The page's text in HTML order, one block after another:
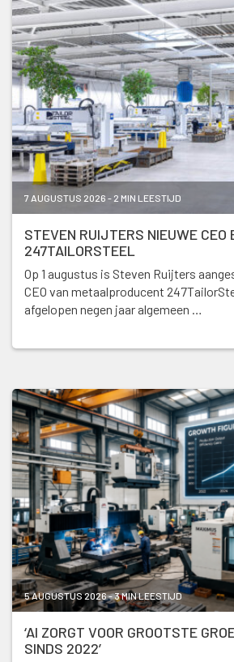
7 AUGUSTUS 2026 - 2 MIN LEESTIJD
STEVEN RUIJTERS NIEUWE CEO
247TAILORSTEEL
Op 1 augustus is Steven Ruijters
CEO van metaalproducent
afgelopen negen jaar algemeen …
5 AUGUSTUS 2026 - 3 MIN LEESTIJD
‘AI ZORGT VOOR GROOTSTE
SINDS 2022’